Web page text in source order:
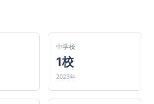
中学校
1校
2023年